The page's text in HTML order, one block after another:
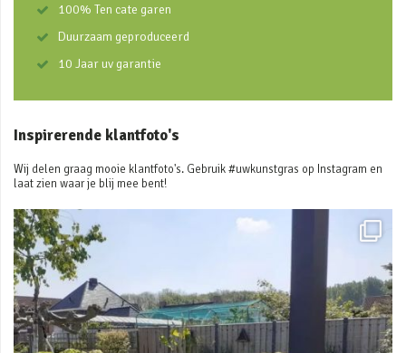
100% Ten cate garen
Duurzaam geproduceerd
10 Jaar uv garantie
Inspirerende klantfoto's
Wij delen graag mooie klantfoto's. Gebruik #uwkunstgras op Instagram en
laat zien waar je blij mee bent!